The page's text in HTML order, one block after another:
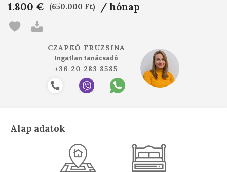
1.800 € (650.000 Ft) / hónap
CZAPKÓ FRUZSINA
Ingatlan tanácsadó
+36 20 283 8585
Alap adatok